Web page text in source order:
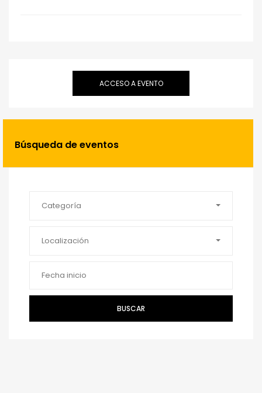
ACCESO A EVENTO
Búsqueda de eventos
Categoría
Localización
BUSCAR